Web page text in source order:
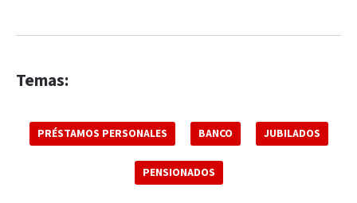
Temas:
PRÉSTAMOS PERSONALES BANCO JUBILADOS
PENSIONADOS